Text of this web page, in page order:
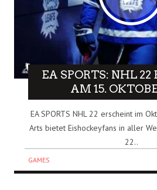
EA SPORTS: NHL 22
AM 15.
EA SPORTS NHL 22 erscheint im
Arts bietet Eishockeyfans in aller
22..
GAMES